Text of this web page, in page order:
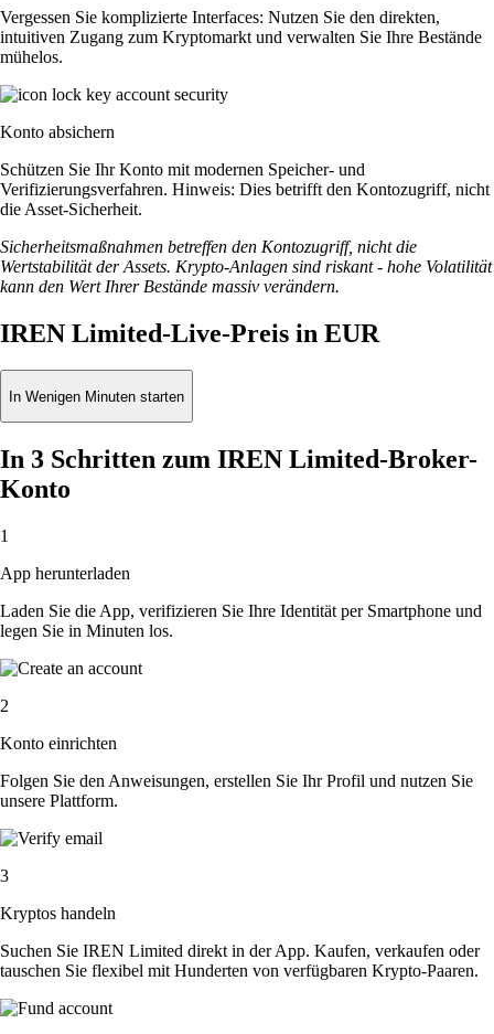
Vergessen Sie komplizierte Interfaces: Nutzen Sie den direkten,
intuitiven Zugang zum Kryptomarkt und verwalten Sie Ihre Bestände
mühelos.
Konto absichern
Schützen Sie Ihr Konto mit modernen Speicher- und
Verifizierungsverfahren. Hinweis: Dies betrifft den Kontozugriff, nicht
die Asset-Sicherheit.
Sicherheitsmaßnahmen betreffen den Kontozugriff, nicht die
Wertstabilität der Assets. Krypto-Anlagen sind riskant - hohe Volatilität
kann den Wert Ihrer Bestände massiv verändern.
IREN Limited-Live-Preis in EUR
In Wenigen Minuten starten
In 3 Schritten zum IREN Limited-Broker-
Konto
1
App herunterladen
Laden Sie die App, verifizieren Sie Ihre Identität per Smartphone und
legen Sie in Minuten los.
2
Konto einrichten
Folgen Sie den Anweisungen, erstellen Sie Ihr Profil und nutzen Sie
unsere Plattform.
3
Kryptos handeln
Suchen Sie IREN Limited direkt in der App. Kaufen, verkaufen oder
tauschen Sie flexibel mit Hunderten von verfügbaren Krypto-Paaren.